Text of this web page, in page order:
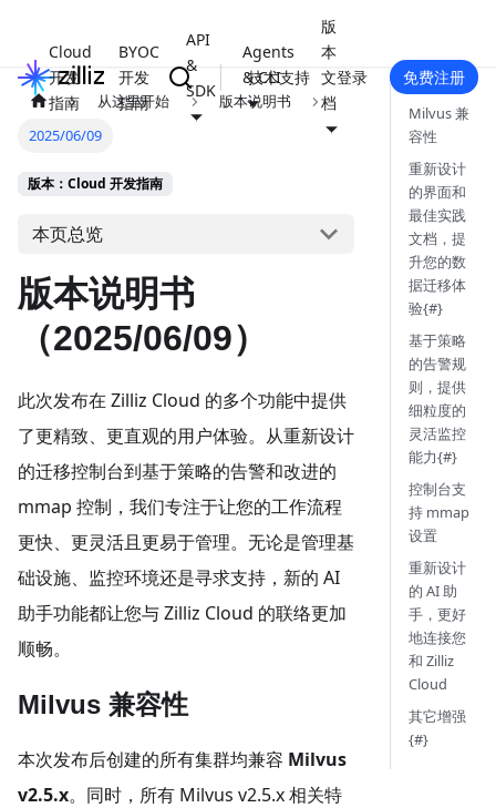
Cloud
开发
指南
BYOC
开发
指南
API
&
SDK
Agents
& CLI
版
本
文
档
技术支持 登录 免费注册
从这里开始
版本说明书
2025/06/09
版本：Cloud 开发指南
本页总览
版本说明书
（2025/06/09）
此次发布在 Zilliz Cloud 的多个功能中提供
了更精致、更直观的用户体验。从重新设计
的迁移控制台到基于策略的告警和改进的
mmap 控制，我们专注于让您的工作流程
更快、更灵活且更易于管理。无论是管理基
础设施、监控环境还是寻求支持，新的 AI
助手功能都让您与 Zilliz Cloud 的联络更加
顺畅。
Milvus 兼容性
本次发布后创建的所有集群均兼容 Milvus
v2.5.x。同时，所有 Milvus v2.5.x 相关特
Milvus 兼
容性
重新设计
的界面和
最佳实践
文档，提
升您的数
据迁移体
验{#}
基于策略
的告警规
则，提供
细粒度的
灵活监控
能力{#}
控制台支
持 mmap
设置
重新设计
的 AI 助
手，更好
地连接您
和 Zilliz
Cloud
其它增强
{#}